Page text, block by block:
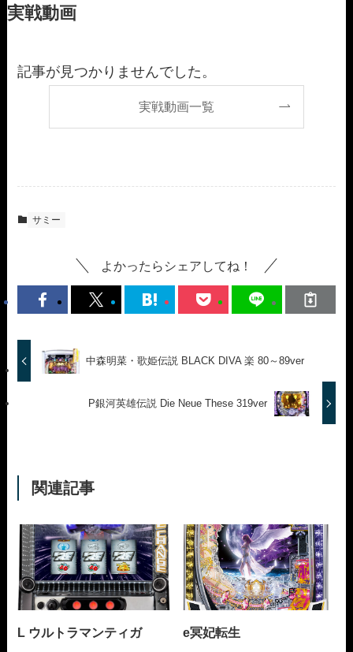
実戦動画
記事が見つかりませんでした。
実戦動画一覧
サミー
よかったらシェアしてね！
中森明菜・歌姫伝説 BLACK DIVA 楽 80～89ver
P銀河英雄伝説 Die Neue These 319ver
関連記事
L ウルトラマンティガ e冥妃転生